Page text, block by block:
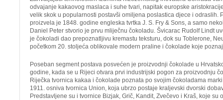
odvajanje kakaovog maslaca i suhe tvari, napitak europske
velik skok u popularnosti postavši omiljena poslastica djece i odraslih.
proizvela je 1848. godine engleska tvrtka J. S. Fry & Sons, a samo
Daniel Peter stvorio je prvu mliječnu čokoladu. Švicarac Rudolf Lindt
je čokoladi dao prepoznatljivu kremastu teksturu, dok su Toblerone,
početkom 20. stoljeća oblikovale modern praline i čokolade koje
Poseban segment postava posvećen je proizvodnji čokolade u
godine, kada se u Rijeci otvara prvi industrijski pogon za proizvodnju
Riječka tvornica kakaa i čokolade poznata po svojim čokoladama
1911. osniva tvornica Union, koja ubrzo postaje kraljevski dvorski
Predstavljene su i tvornice Bizjak, Grič, Kandit, Zvečevo i Kraš, koje su